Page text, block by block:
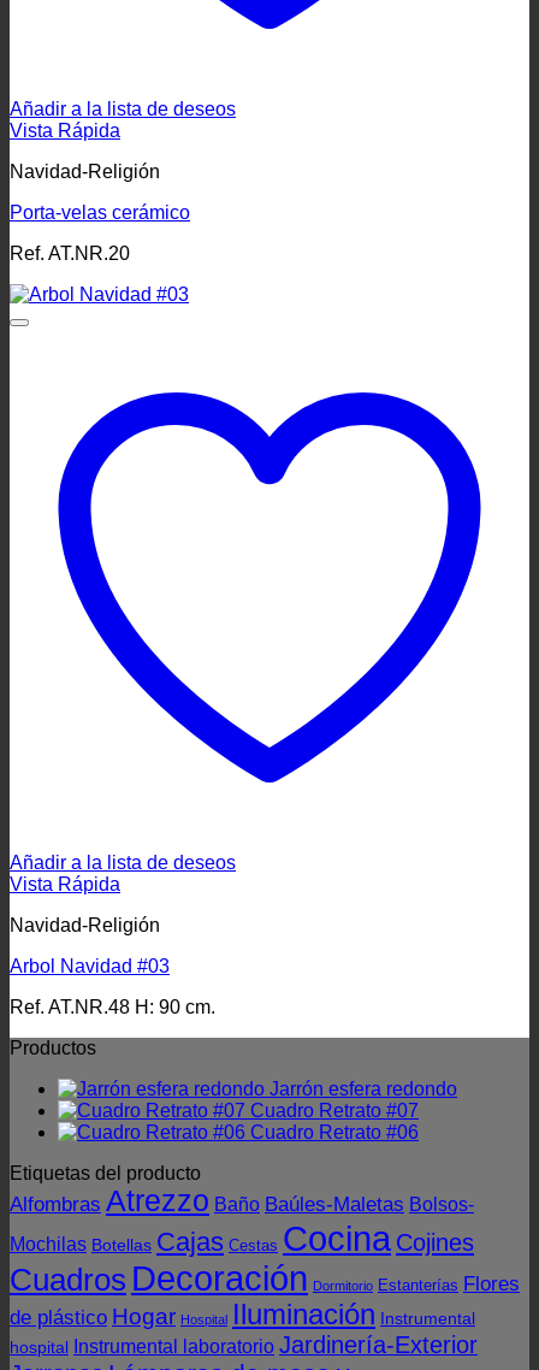
Añadir a la lista de deseos
Vista Rápida
Navidad-Religión
Porta-velas cerámico
Ref. AT.NR.20
Añadir a la lista de deseos
Vista Rápida
Navidad-Religión
Arbol Navidad #03
Ref. AT.NR.48 H: 90 cm.
Productos
Jarrón esfera redondo
Cuadro Retrato #07
Cuadro Retrato #06
Etiquetas del producto
Alfombras Atrezzo Baño Baúles-Maletas Bolsos-
Mochilas Botellas Cajas Cestas Cocina Cojines
Cuadros Decoración Dormitorio Estanterías Flores
de plástico Hogar Hospital Iluminación Instrumental
hospital
Instrumental laboratorio Jardinería-Exterior